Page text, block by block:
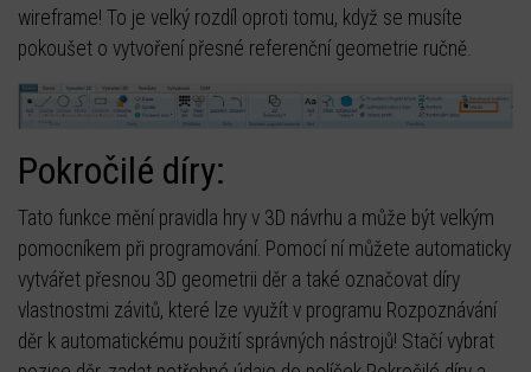
wireframe! To je velký rozdíl oproti tomu, když se musíte
pokoušet o vytvoření přesné referenční geometrie ručně.
Pokročilé díry:
Tato funkce mění pravidla hry v 3D návrhu a může být velkým
pomocníkem při programování. Pomocí ní můžete automaticky
vytvářet přesnou 3D geometrii děr a také označovat díry
vlastnostmi závitů, které lze využít v programu Rozpoznávání
děr k automatickému použití správných nástrojů! Stačí vybrat